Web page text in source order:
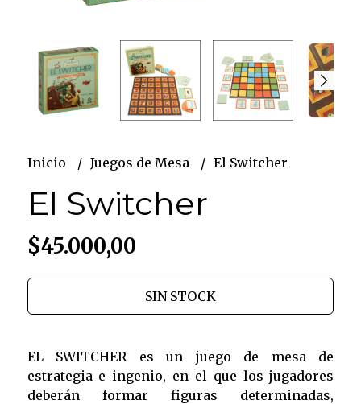
Inicio Juegos de Mesa El Switcher
El Switcher
$45.000,00
SIN STOCK
EL SWITCHER es un juego de mesa de
estrategia e ingenio, en el que los jugadores
deberán formar figuras determinadas,